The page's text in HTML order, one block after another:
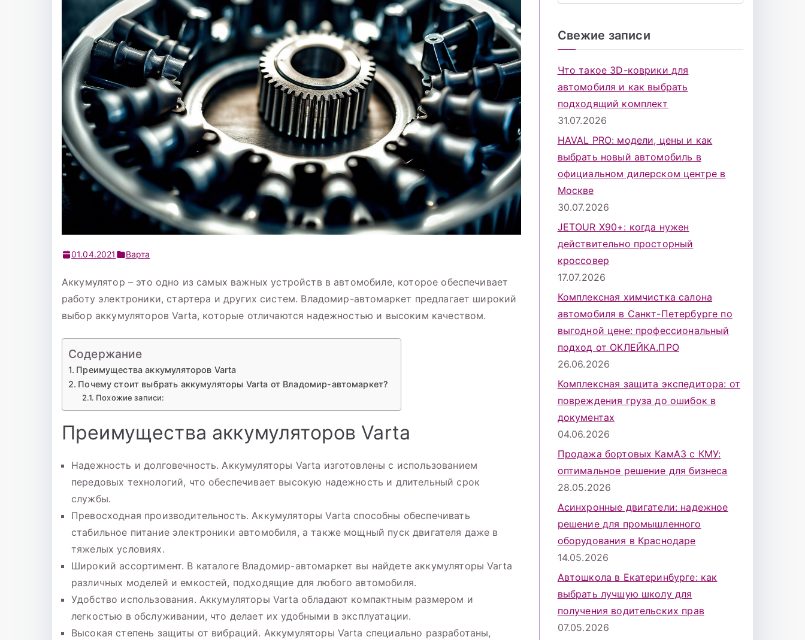
01.04.2021 Варта
Аккумулятор – это одно из самых важных устройств в автомобиле, которое обеспечивает
работу электроники, стартера и других систем. Владомир-автомаркет предлагает широкий
выбор аккумуляторов Varta, которые отличаются надежностью и высоким качеством.
Содержание
Преимущества аккумуляторов Varta
Почему стоит выбрать аккумуляторы Varta от Владомир-автомаркет?
Похожие записи:
Преимущества аккумуляторов Varta
Надежность и долговечность. Аккумуляторы Varta изготовлены с использованием
передовых технологий, что обеспечивает высокую надежность и длительный срок
службы.
Превосходная производительность. Аккумуляторы Varta способны обеспечивать
стабильное питание электроники автомобиля, а также мощный пуск двигателя даже в
тяжелых условиях.
Широкий ассортимент. В каталоге Владомир-автомаркет вы найдете аккумуляторы Varta
различных моделей и емкостей, подходящие для любого автомобиля.
Удобство использования. Аккумуляторы Varta обладают компактным размером и
легкостью в обслуживании, что делает их удобными в эксплуатации.
Высокая степень защиты от вибраций. Аккумуляторы Varta специально разработаны,
Свежие записи
Что такое 3D-коврики для
автомобиля и как выбрать
подходящий комплект
31.07.2026
HAVAL PRO: модели, цены и как
выбрать новый автомобиль в
официальном дилерском центре в
Москве
30.07.2026
JETOUR X90+: когда нужен
действительно просторный
кроссовер
17.07.2026
Комплексная химчистка салона
автомобиля в Санкт-Петербурге по
выгодной цене: профессиональный
подход от ОКЛЕЙКА.ПРО
26.06.2026
Комплексная защита экспедитора: от
повреждения груза до ошибок в
документах
04.06.2026
Продажа бортовых КамАЗ с КМУ:
оптимальное решение для бизнеса
28.05.2026
Асинхронные двигатели: надежное
решение для промышленного
оборудования в Краснодаре
14.05.2026
Автошкола в Екатеринбурге: как
выбрать лучшую школу для
получения водительских прав
07.05.2026